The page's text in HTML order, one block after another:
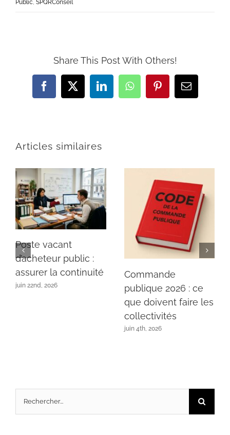
Public, SPQRConseil
Share This Post With Others!
Facebook
X LinkedInWhatsAppPinterestEmail
Articles similaires
Poste vacant
d’acheteur public :
assurer la continuité
juin 22nd, 2026
Commande
publique 2026 : ce
que doivent faire les
collectivités
juin 4th, 2026
Rechercher: